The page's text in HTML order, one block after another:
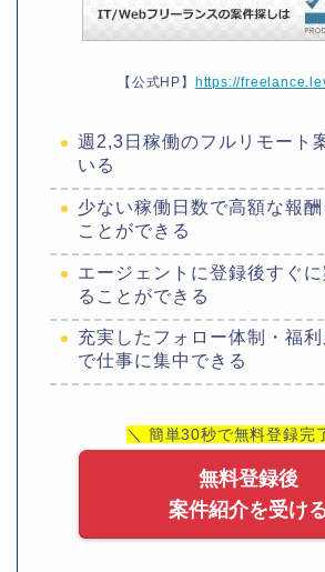
【公式HP】 https://
週2,3日稼働のフルリモート
いる
少ない稼働日数で高額な報
ことができる
エージェントに登録後すぐ
ることができる
充実したフォロー体制・福
で仕事に集中できる
＼ 簡単30秒で無料登録完
無料登録後
案件紹介を受け